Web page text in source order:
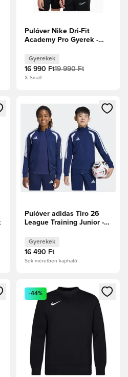
Pulóver Nike Dri-Fit
Academy Pro Gyerek -
Gyerekek
16 990 Ft19 990 Ft
X-Small
vagy a tagként
Megnyit egy modált a
Pulóver adidas Tiro 26
League Training Junior -
Gyerekek
16 490 Ft
Sok méretben kapható
vagy a tagként
Megnyit egy modált a
-44%